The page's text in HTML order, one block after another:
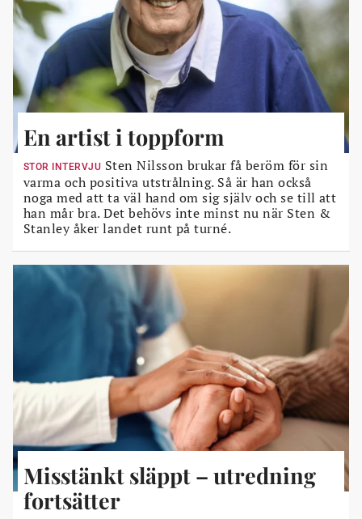
En artist i toppform
STOR INTERVJU Sten Nilsson brukar få beröm för sin
varma och positiva utstrålning. Så är han också
noga med att ta väl hand om sig själv och se till att
han mår bra. Det behövs inte minst nu när Sten &
Stanley åker landet runt på turné.
Misstänkt släppt – utredning
fortsätter